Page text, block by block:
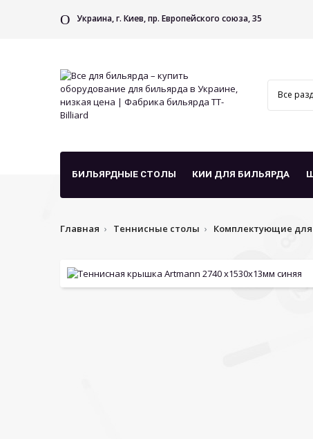
Украина, г. Киев, пр. Европейского союза, 35
БИЛЬЯРДНЫЕ СТОЛЫ КИИ ДЛЯ БИЛЬЯРДА
Главная Теннисные столы Комплектующие